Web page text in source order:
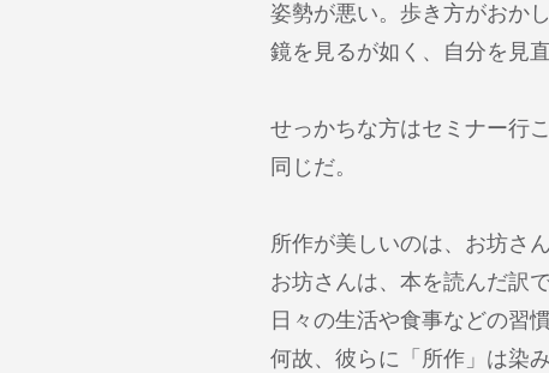
姿勢が悪い。歩き方がおか
鏡を見るが如く、自分を見
せっかちな方はセミナー行
同じだ。
所作が美しいのは、お坊さ
お坊さんは、本を読んだ訳
日々の生活や食事などの習
何故、彼らに「所作」は染